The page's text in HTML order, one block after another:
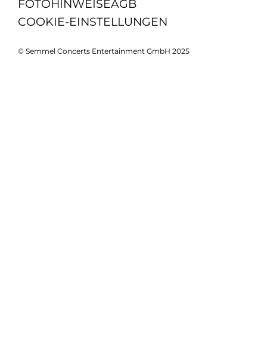
FOTOHINWEISEAGB
COOKIE-EINSTELLUNGEN
© Semmel Concerts Entertainment GmbH 2025